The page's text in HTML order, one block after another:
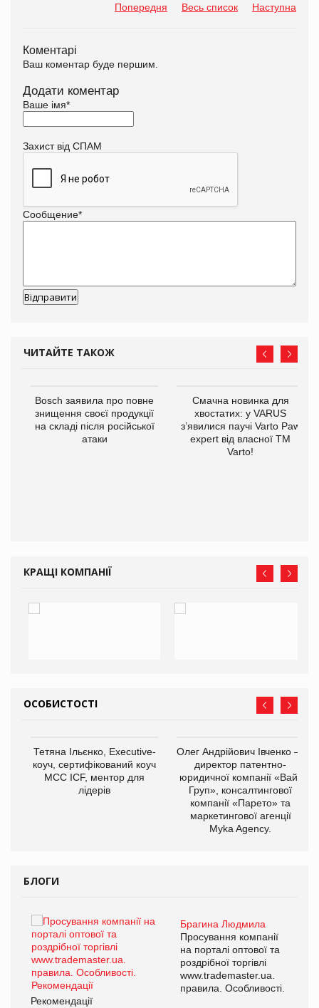
Попередня Весь список Наступна
Коментарі
Ваш коментар буде першим.
Додати коментар
Ваше імя*
Захист від СПАМ
Сообщение*
ЧИТАЙТЕ ТАКОЖ
Bosch заявила про повне
знищення своєї продукції
на складі після російської
атаки
Смачна новинка для
хвостатих: у VARUS
з’явилися паучі Varto Paw
expert від власної ТМ
Varto!
КРАЩІ КОМПАНІЇ
ОСОБИСТОСТІ
Тетяна Ільєнко, Executive-
коуч, сертифікований коуч
МСС ICF, ментор для
лідерів
Олег Андрійович Івченко —
директор патентно-
юридичної компанії «Вайз
Груп», консалтингової
компанії «Парето» та
маркетингової агенції
Myka Agency.
БЛОГИ
Брагина Людмила
Просування компанії
на порталі оптової та
роздрібної торгівлі
www.trademaster.ua.
правила. Особливості.
Рекомендації